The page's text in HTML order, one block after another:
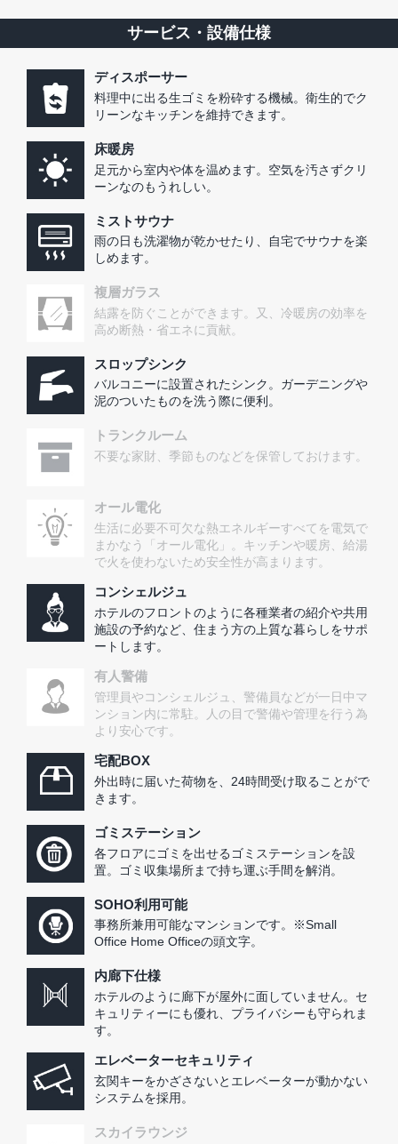
サービス・設備仕様
ディスポーサー
料理中に出る生ゴミを粉砕する機械。衛生的でク
リーンなキッチンを維持できます。
床暖房
足元から室内や体を温めます。空気を汚さずクリ
ーンなのもうれしい。
ミストサウナ
雨の日も洗濯物が乾かせたり、自宅でサウナを楽
しめます。
複層ガラス
結露を防ぐことができます。又、冷暖房の効率を
高め断熱・省エネに貢献。
スロップシンク
バルコニーに設置されたシンク。ガーデニングや
泥のついたものを洗う際に便利。
トランクルーム
不要な家財、季節ものなどを保管しておけます。
オール電化
生活に必要不可欠な熱エネルギーすべてを電気で
まかなう「オール電化」。キッチンや暖房、給湯
で火を使わないため安全性が高まります。
コンシェルジュ
ホテルのフロントのように各種業者の紹介や共用
施設の予約など、住まう方の上質な暮らしをサポ
ートします。
有人警備
管理員やコンシェルジュ、警備員などが一日中マ
ンション内に常駐。人の目で警備や管理を行う為
より安心です。
宅配BOX
外出時に届いた荷物を、24時間受け取ることがで
きます。
ゴミステーション
各フロアにゴミを出せるゴミステーションを設
置。ゴミ収集場所まで持ち運ぶ手間を解消。
SOHO利用可能
事務所兼用可能なマンションです。※Small
Office Home Officeの頭文字。
内廊下仕様
ホテルのように廊下が屋外に面していません。セ
キュリティーにも優れ、プライバシーも守られま
す。
エレベーターセキュリティ
玄関キーをかざさないとエレベーターが動かない
システムを採用。
スカイラウンジ